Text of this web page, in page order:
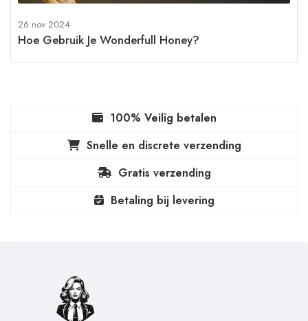
26 nov 2024
Hoe Gebruik Je Wonderfull Honey?
100% Veilig betalen
Snelle en discrete verzending
Gratis verzending
Betaling bij levering